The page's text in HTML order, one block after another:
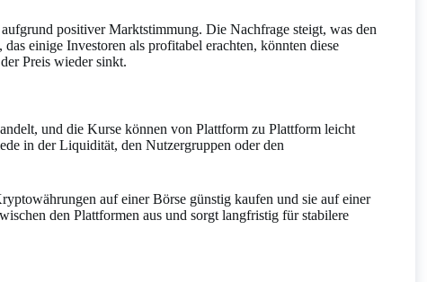
aufgrund positiver Marktstimmung. Die Nachfrage steigt, was den
einige Investoren als profitabel erachten, könnten diese
Preis wieder sinkt.
und die Kurse können von Plattform zu Plattform leicht
in der Liquidität, den Nutzergruppen oder den
auf einer Börse günstig kaufen und sie auf einer
den Plattformen aus und sorgt langfristig für stabilere